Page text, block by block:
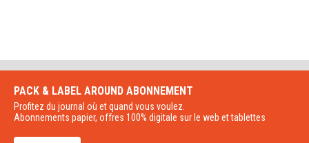
PACK & LABEL AROUND ABONNEMENT
Profitez du journal où et quand vous voulez.
Abonnements papier, offres 100% digitale sur le web et tablettes